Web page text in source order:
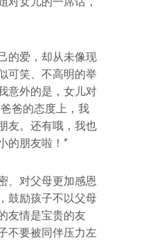
的爱，却从未像现
可笑、不高明的举
意外的是，女儿对
爸的态度上，我
友。还有哦，我也
的朋友啦！”
、对父母更加感恩
鼓励孩子不以父母
友情是宝贵的友
不要被同伴压力左